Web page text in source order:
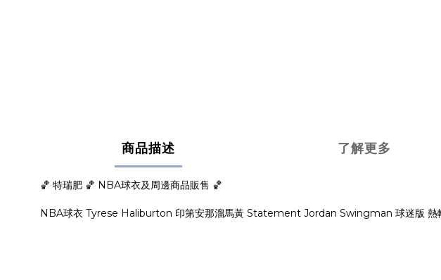
商品描述 了解更多
🏀 特瑞肥 🏀 NBA球衣及周邊商品販售 🏀
NBA球衣 Tyrese Haliburton 印第安那溜馬黃 Statement Jordan Swingman 球迷版 熱